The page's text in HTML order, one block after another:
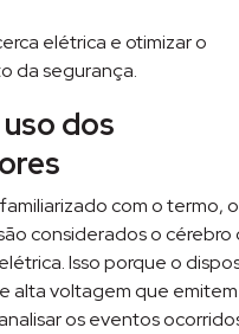
elétrica e otimizar o
da segurança.
dos
com o termo,
considerados o cérebro
Isso porque o
alta voltagem que
os eventos